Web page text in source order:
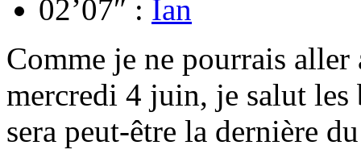
02’07″ : Ian
Comme je ne pourrais
mercredi 4 juin, je salut
sera peut-être la dernière